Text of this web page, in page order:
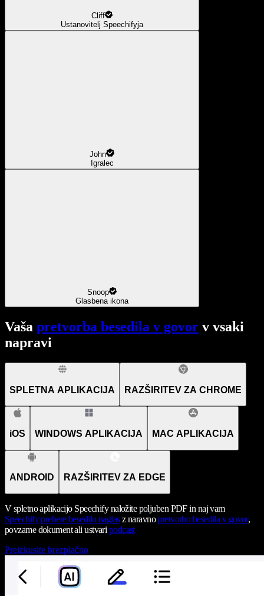
Cliff
Ustanovitelj Speechifyja
John
Igralec
Snoop
Glasbena ikona
Vaša pretvorba besedila v govor v vsaki
napravi
SPLETNA APLIKACIJA RAZŠIRITEV ZA CHROME
iOS WINDOWS APLIKACIJA MAC APLIKACIJA
ANDROID RAZŠIRITEV ZA EDGE
V spletno aplikacijo Speechify naložite poljuben PDF in naj vam
Speechify prebere besedilo naglasz naravnopretvorbo besedila v govor,
povzame dokument ali ustvari podcast
Preizkusite brezplačno